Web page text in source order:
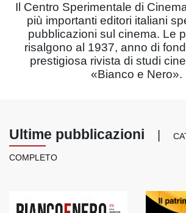
Il Centro Sperimentale di
più importanti editori italiani
pubblicazioni sul cinema. Le
risalgono al 1937, anno di
prestigiosa rivista di studi
«Bianco e Nero».
Ultime pubblicazioni
COMPLETO